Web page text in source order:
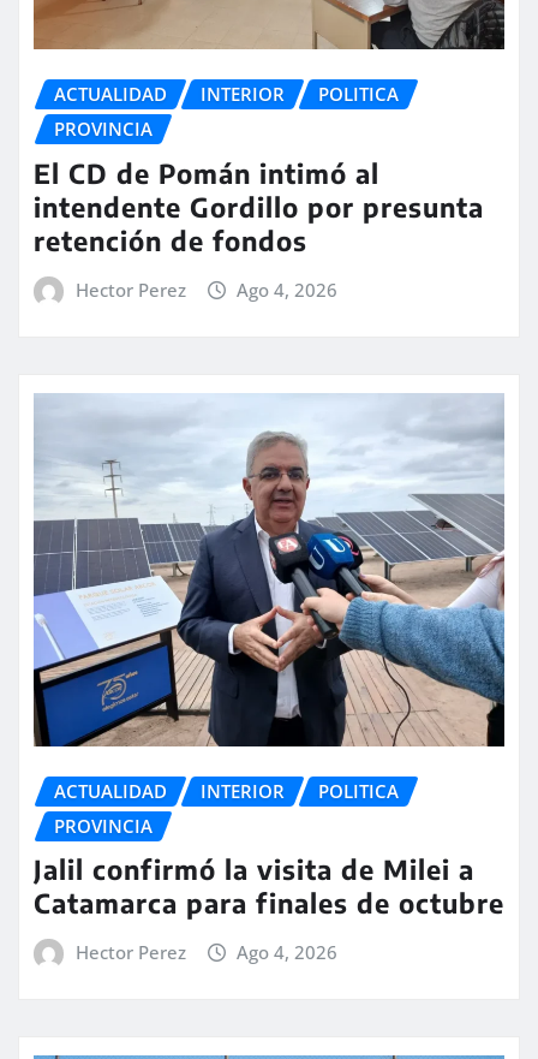
ACTUALIDAD INTERIOR
POLITICA
PROVINCIA
El CD de Pomán intimó al
intendente Gordillo por presunta
retención de fondos
Hector Perez Ago 4, 2026
ACTUALIDAD INTERIOR
POLITICA
PROVINCIA
Jalil confirmó la visita de Milei a
Catamarca para finales de octubre
Hector Perez Ago 4, 2026